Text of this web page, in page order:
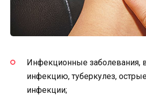
Инфекционные заболевания,
инфекцию, туберкулез,
инфекции;